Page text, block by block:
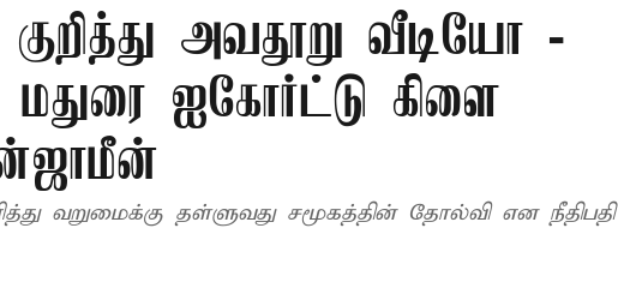
குறித்து அவதூறு வீடியோ -
மதுரை ஐகோர்ட்டு கிளை
வறுமைக்கு தள்ளுவது சமூகத்தின் தோல்வி என நீதிபதி